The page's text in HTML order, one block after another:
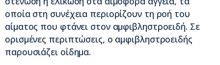
οποία στη συνέχεια περιορίζουν τη ροή του
αίματος που φτάνει στον αμφιβληστροειδή. Σε
ορισμένες περιπτώσεις, ο αμφιβληστροειδής
παρουσιάζει οίδημα.